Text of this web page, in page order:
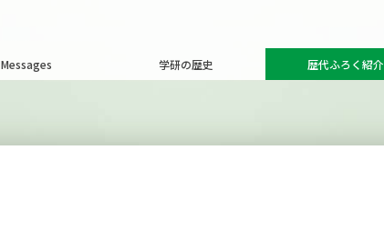
Messages 学研の歴史 歴代ふろく紹介